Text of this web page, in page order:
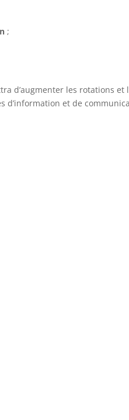
;
d’augmenter les rotations et
d’information et de